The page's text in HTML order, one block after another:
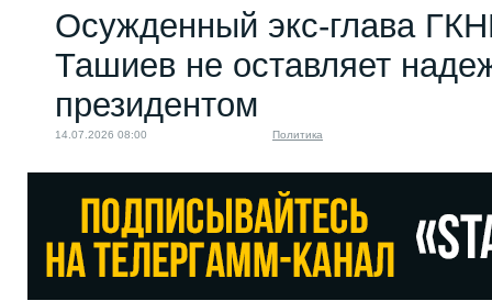
Осужденный экс-глава
Ташиев не оставляет
президентом
14.07.2026 08:00 Политика